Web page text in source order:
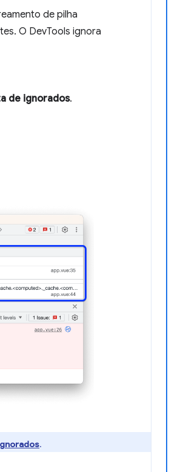
de pilha
O DevTools ignora
de ignorados.
.